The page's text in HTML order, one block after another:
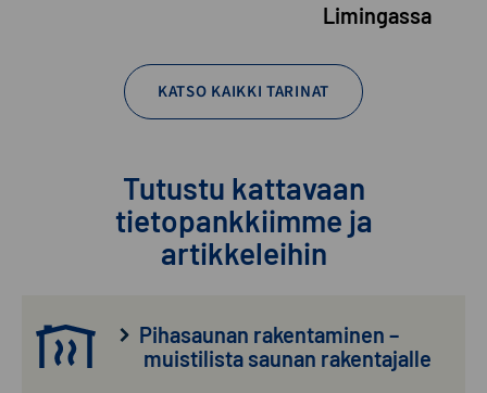
Limingassa
KATSO KAIKKI TARINAT
Tutustu kattavaan
tietopankkiimme ja
artikkeleihin
Pihasaunan rakentaminen –
muistilista saunan rakentajalle